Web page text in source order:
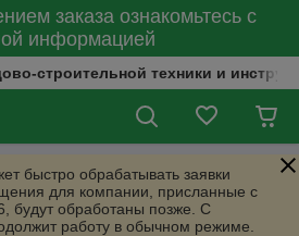
заказа ознакомьтесь с
информацией
строительной техники и
быстро обрабатывать заявки
для компании, присланные с
будут обработаны позже. С
работу в обычном режиме.